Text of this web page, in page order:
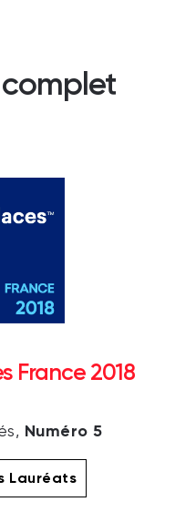
France 2018
Numéro 5
Lauréats